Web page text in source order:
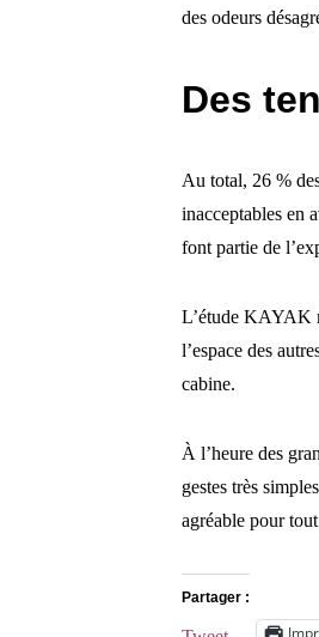
des odeurs
Des
Au total, 26 %
inacceptables en
font partie de
L’étude KAYAK
l’espace des
cabine.
À l’heure des
gestes très
agréable pour
Partager :